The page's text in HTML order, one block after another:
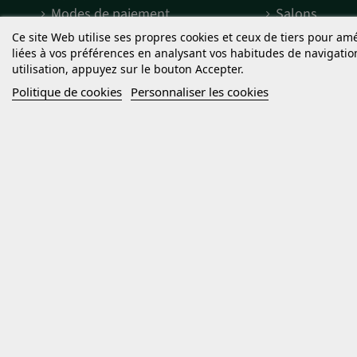
Modes de paiement
Salons
Termes et conditions
Mentions légales
Termes et conditions
Découvrir
Ce site Web utilise ses propres cookies et ceux de tiers pour
liées à vos préférences en analysant vos habitudes de
utilisation, appuyez sur le bouton Accepter.
Politique de cookies Personnaliser les cookies